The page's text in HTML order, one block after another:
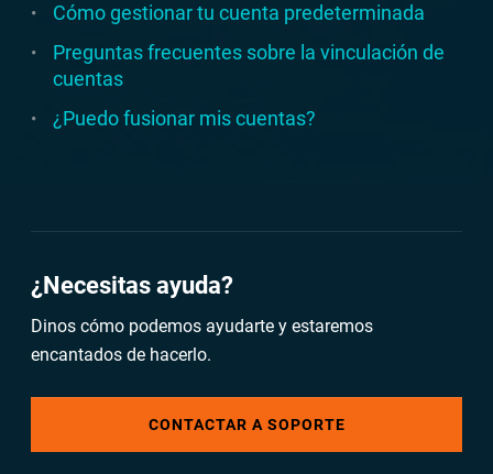
Cómo gestionar tu cuenta predeterminada
Preguntas frecuentes sobre la vinculación de
cuentas
¿Puedo fusionar mis cuentas?
¿Necesitas ayuda?
Dinos cómo podemos ayudarte y estaremos
encantados de hacerlo.
CONTACTAR A SOPORTE